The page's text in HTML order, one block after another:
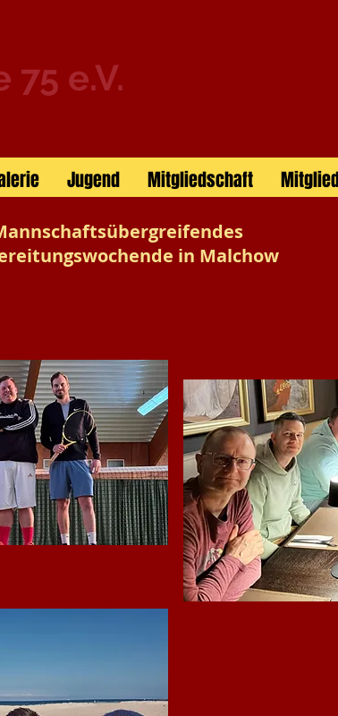
e.V.
Jugend Mitgliedschaft
in Malchow